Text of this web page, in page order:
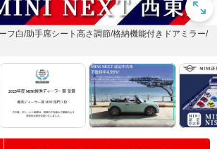
フ白/助手席シート高さ調節/格納機能付きドアミラー/